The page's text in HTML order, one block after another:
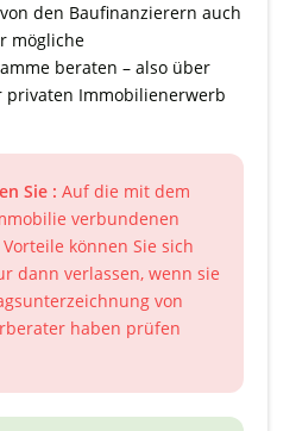
den Baufinanzierern auch
mögliche
beraten – also über
privaten Immobilienerwerb
Sie : Auf die mit dem
verbundenen
können Sie sich
dann verlassen, wenn sie
von
haben prüfen